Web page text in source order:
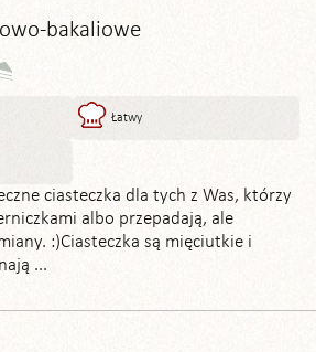
bakaliowe
Łatwy
ciasteczka dla tych z Was, którzy
albo przepadają, ale
:)Ciasteczka są mięciutkie i
...